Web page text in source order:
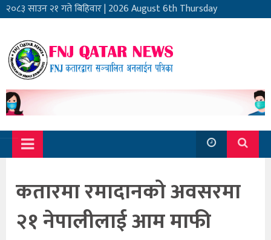
२०८३ साउन २१ गते बिहिवार|2026 August 6th Thursday
कतारमा रमादानको अवसरमा
२१ नेपालीलाई आम माफी